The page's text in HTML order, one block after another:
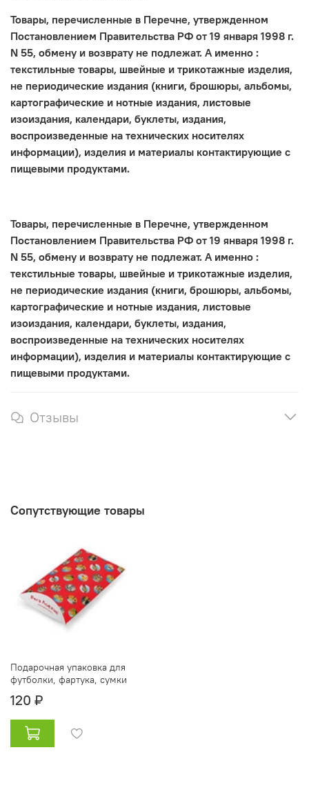
Товары, перечисленные в Перечне, утвержденном
Постановлением Правительства РФ от 19 января 1998 г.
N 55, обмену и возврату не подлежат. А именно :
текстильные товары, швейные и трикотажные изделия,
не периодические издания (книги, брошюры, альбомы,
картографические и нотные издания, листовые
изоиздания, календари, буклеты, издания,
воспроизведенные на технических носителях
информации), изделия и материалы контактирующие с
пищевыми продуктами.
Товары, перечисленные в Перечне, утвержденном
Постановлением Правительства РФ от 19 января 1998 г.
N 55, обмену и возврату не подлежат. А именно :
текстильные товары, швейные и трикотажные изделия,
не периодические издания (книги, брошюры, альбомы,
картографические и нотные издания, листовые
изоиздания, календари, буклеты, издания,
воспроизведенные на технических носителях
информации), изделия и материалы контактирующие с
пищевыми продуктами.
Отзывы
Сопутствующие товары
Подарочная упаковка для
футболки, фартука, сумки
120 ₽